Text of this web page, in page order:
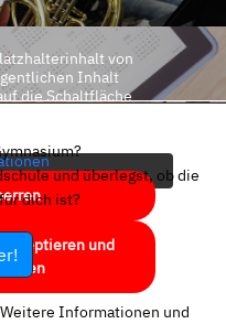
von
Inhalt
die Schaltfläche
und
und überlegst, ob die
dich ist?
Informationen und